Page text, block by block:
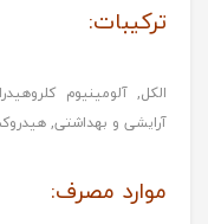
ترکیبات:
الکل, آلومینیوم
آرایشی و بهداشتی,
موارد مصرف: